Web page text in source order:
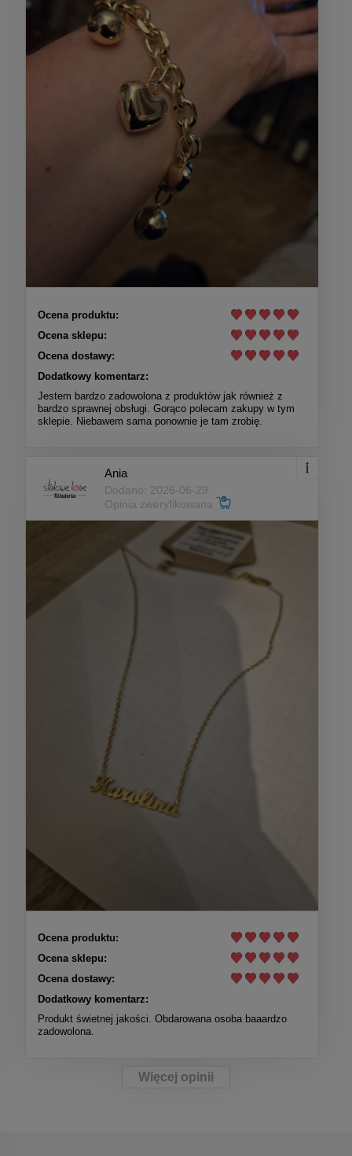
Ocena produktu:
Ocena sklepu:
Ocena dostawy:
Dodatkowy komentarz:
Jestem bardzo zadowolona z produktów jak również z
bardzo sprawnej obsługi. Gorąco polecam zakupy w tym
sklepie. Niebawem sama ponownie je tam zrobię.
Ania
Dodano: 2026-06-29
Opinia zweryfikowana
Ocena produktu:
Ocena sklepu:
Ocena dostawy:
Dodatkowy komentarz:
Produkt świetnej jakości. Obdarowana osoba baaardzo
zadowolona.
Więcej opinii